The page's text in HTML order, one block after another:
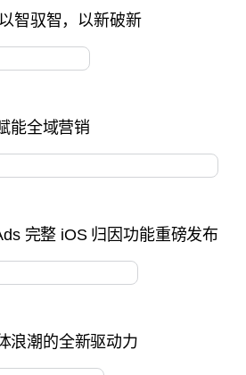
智驭智，以新破新
能全域营销
完整 iOS 归因功能重磅发布
浪潮的全新驱动力